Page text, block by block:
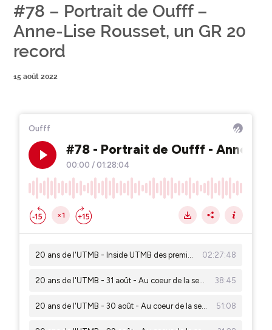
#78 – Portrait de Oufff –
Anne-Lise Rousset, un GR 20
record
15 août 2022